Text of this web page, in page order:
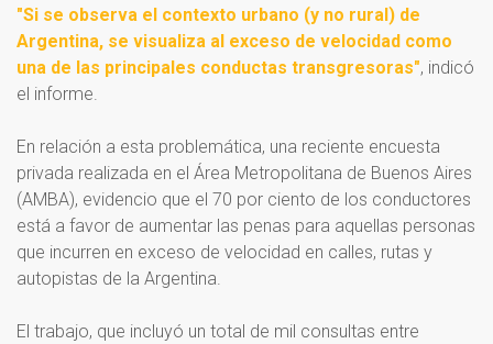
"Si se observa el contexto urbano (y no rural) de
Argentina, se visualiza al exceso de velocidad como
una de las principales conductas transgresoras", indicó
el informe.
En relación a esta problemática, una reciente encuesta
privada realizada en el Área Metropolitana de Buenos Aires
(AMBA), evidencio que el 70 por ciento de los conductores
está a favor de aumentar las penas para aquellas personas
que incurren en exceso de velocidad en calles, rutas y
autopistas de la Argentina.
El trabajo, que incluyó un total de mil consultas entre